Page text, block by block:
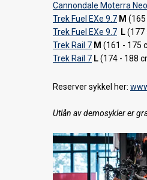
Cannondale Moterra
Trek Fuel EXe 9.7 M (165
Trek Fuel EXe 9.7 L(177
Trek Rail 7 M (161 - 175
Trek Rail 7 L(174 - 188
Reserver sykkel her:
Utlån av demosykler er